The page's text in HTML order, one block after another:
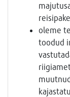
oleme
toodud